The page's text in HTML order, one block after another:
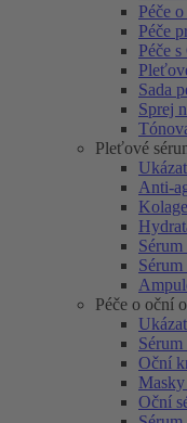
Péče
Péče
Péče
Sada
Sprej
Pleťové
Anti-
Péče o oční
Oční
Oční